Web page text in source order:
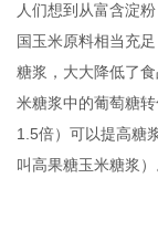
人们想到从富含淀
国玉米原料相当充
糖浆，大大降低了
米糖浆中的葡萄糖
1.5倍）可以提高糖
叫高果糖玉米糖浆）